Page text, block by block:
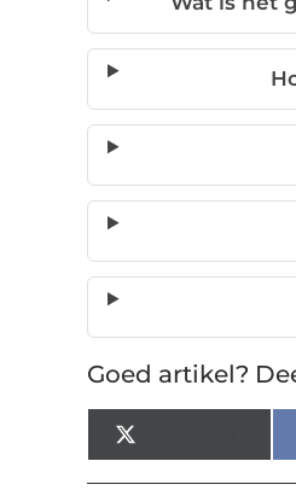
Goed artikel?